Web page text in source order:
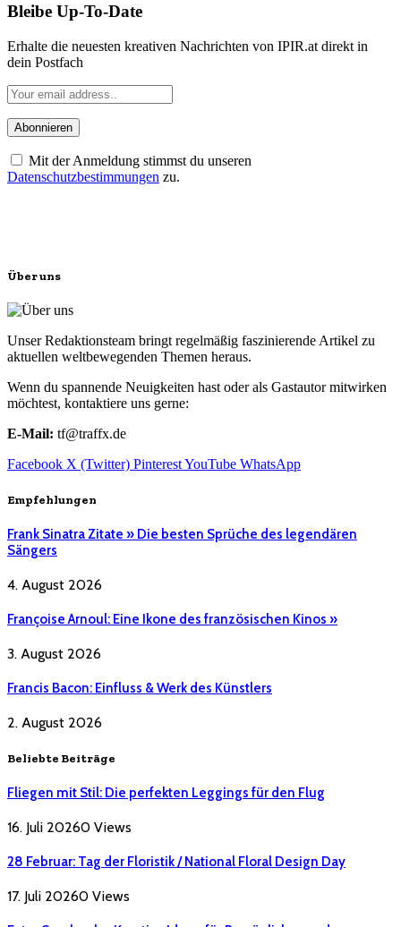
Bleibe Up-To-Date
Erhalte die neuesten kreativen Nachrichten von IPIR.at direkt in
dein Postfach
Mit der Anmeldung stimmst du unseren
Datenschutzbestimmungen zu.
Über uns
Unser Redaktionsteam bringt regelmäßig faszinierende Artikel zu
aktuellen weltbewegenden Themen heraus.
Wenn du spannende Neuigkeiten hast oder als Gastautor mitwirken
möchtest, kontaktiere uns gerne:
E-Mail: tf@traffx.de
Facebook X (Twitter) PinterestYouTube WhatsApp
Empfehlungen
Frank Sinatra Zitate » Die besten Sprüche des legendären
Sängers
4. August 2026
Françoise Arnoul: Eine Ikone des französischen Kinos »
3. August 2026
Francis Bacon: Einfluss & Werk des Künstlers
2. August 2026
Beliebte Beiträge
Fliegen mit Stil: Die perfekten Leggings für den Flug
16. Juli 20260 Views
28 Februar: Tag der Floristik / National Floral Design Day
17. Juli 20260 Views